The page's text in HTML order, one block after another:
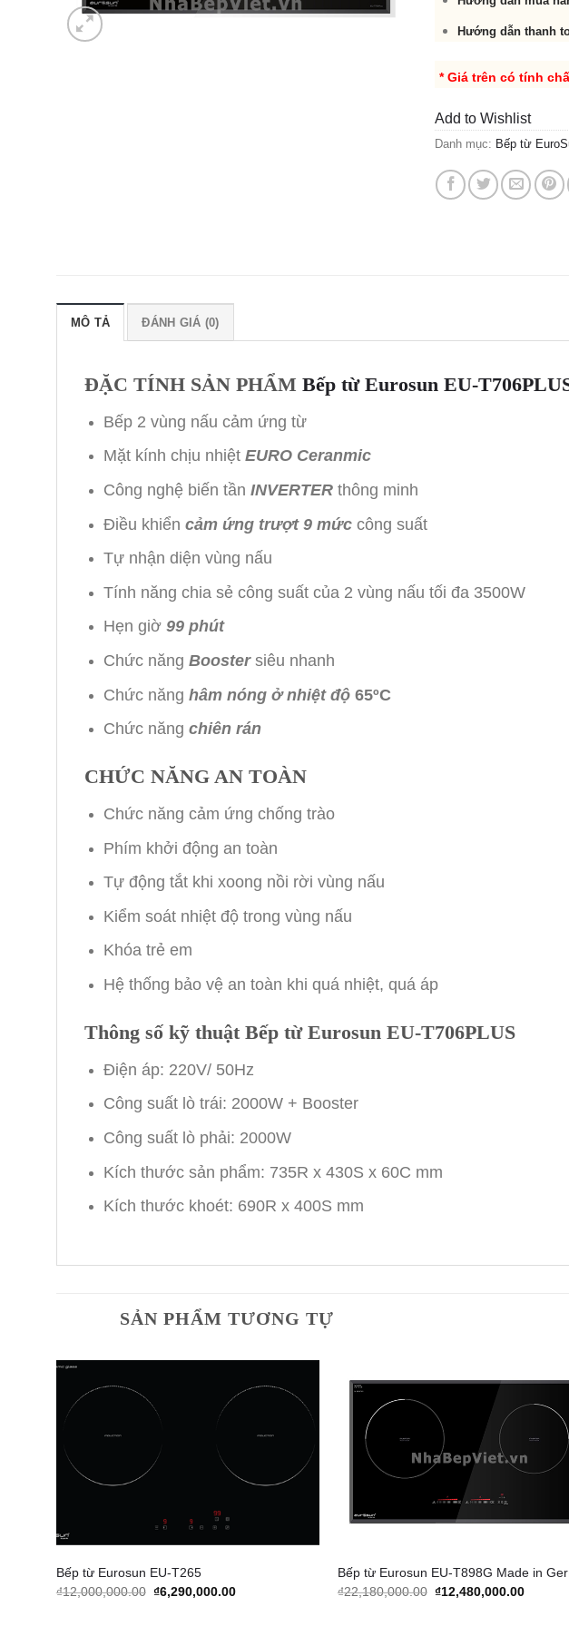
Hướng dẫn thanh
* Giá trên có tính
Add to Wishlist
Danh mục: Bếp từ
MÔ TẢ ĐÁNH GIÁ (0)
ĐẶC TÍNH SẢN PHẨM Bếp từ Eurosun EU-
Bếp 2 vùng nấu cảm ứng từ
Mặt kính chịu nhiệt EURO Ceranmic
Công nghệ biến tần INVERTERthông minh
Điều khiển cảm ứng trượt 9 mứccông suất
Tự nhận diện vùng nấu
Tính năng chia sẻ công suất của 2 vùng nấu tối đa 3500W
Hẹn giờ 99 phút
Chức năng Boostersiêu nhanh
Chức năng hâm nóng ở nhiệt độ 65ºC
Chức năng chiên rán
CHỨC NĂNG AN TOÀN
Chức năng cảm ứng chống trào
Phím khởi động an toàn
Tự động tắt khi xoong nồi rời vùng nấu
Kiểm soát nhiệt độ trong vùng nấu
Khóa trẻ em
Hệ thống bảo vệ an toàn khi quá nhiệt, quá áp
Thông số kỹ thuật Bếp từ Eurosun EU-T706PLUS
Điện áp: 220V/ 50Hz
Công suất lò trái: 2000W + Booster
Công suất lò phải: 2000W
Kích thước sản phẩm: 735R x 430S x 60C mm
Kích thước khoét: 690R x 400S mm
SẢN PHẨM TƯƠNG TỰ
Add to
Bếp từ Eurosun EU-T265
₫12,000,000.00 Original
price
₫6,290,000.00Current
Bếp từ Eurosun EU-T898G Made in
₫22,180,000.00 Original
price
₫12,480,000.00Current